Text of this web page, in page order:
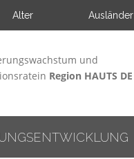
Alter Ausländer
und
Region HAUTS DE